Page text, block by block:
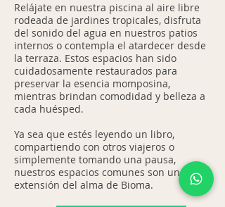
Relájate en nuestra piscina al aire libre
rodeada de jardines tropicales, disfruta
del sonido del agua en nuestros patios
internos o contempla el atardecer desde
la terraza. Estos espacios han sido
cuidadosamente restaurados para
preservar la esencia momposina,
mientras brindan comodidad y belleza a
cada huésped.
Ya sea que estés leyendo un libro,
compartiendo con otros viajeros o
simplemente tomando una pausa,
nuestros espacios comunes son una
extensión del alma de Bioma.